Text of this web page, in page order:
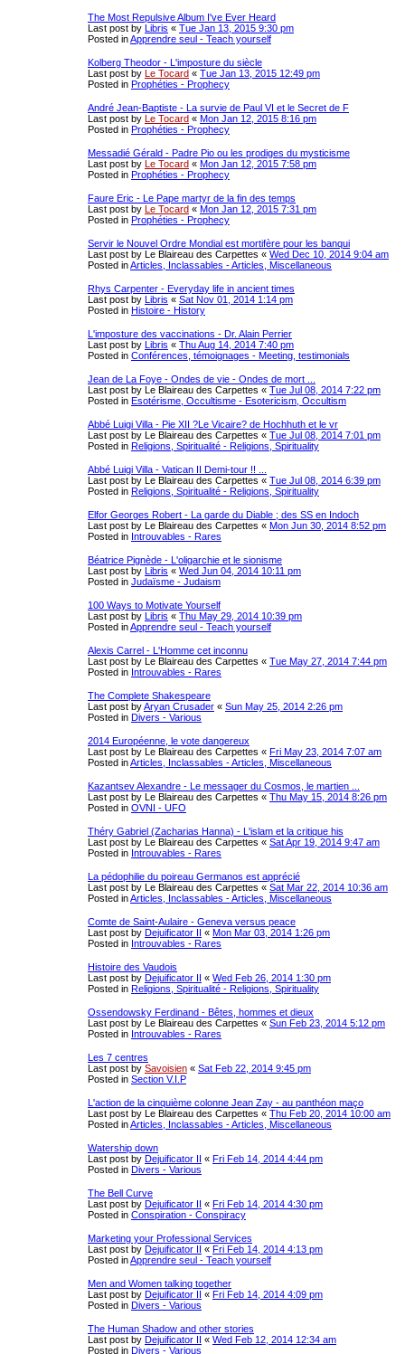
The Most Repulsive Album I've Ever Heard
Last post by Libris « Tue Jan 13, 2015 9:30 pm
Posted inApprendre seul - Teach yourself
Kolberg Theodor - L'imposture du siècle
Last post by Le Tocard « Tue Jan 13, 2015 12:49 pm
Posted in Prophéties - Prophecy
André Jean-Baptiste - La survie de Paul VI et le Secret de F
Last post by Le Tocard « Mon Jan 12, 2015 8:16 pm
Posted in Prophéties - Prophecy
Messadié Gérald - Padre Pio ou les prodiges du mysticisme
Last post by Le Tocard « Mon Jan 12, 2015 7:58 pm
Posted in Prophéties - Prophecy
Faure Eric - Le Pape martyr de la fin des temps
Last post by Le Tocard « Mon Jan 12, 2015 7:31 pm
Posted in Prophéties - Prophecy
Servir le Nouvel Ordre Mondial est mortifère pour les banqui
Last post by Le Blaireau des Carpettes « Wed Dec 10, 2014 9:04 am
Posted inArticles, Inclassables - Articles, Miscellaneous
Rhys Carpenter - Everyday life in ancient times
Last post by Libris « Sat Nov 01, 2014 1:14 pm
Posted in Histoire - History
L'imposture des vaccinations - Dr. Alain Perrier
Last post by Libris « Thu Aug 14, 2014 7:40 pm
Posted in Conférences, témoignages - Meeting, testimonials
Jean de La Foye - Ondes de vie - Ondes de mort ...
Last post by Le Blaireau des Carpettes « Tue Jul 08, 2014 7:22 pm
Posted in Esotérisme, Occultisme - Esotericism, Occultism
Abbé Luigi Villa - Pie XII ?Le Vicaire? de Hochhuth et le vr
Last post by Le Blaireau des Carpettes « Tue Jul 08, 2014 7:01 pm
Posted in Religions, Spiritualité - Religions, Spirituality
Abbé Luigi Villa - Vatican II Demi-tour !! ...
Last post by Le Blaireau des Carpettes « Tue Jul 08, 2014 6:39 pm
Posted in Religions, Spiritualité - Religions, Spirituality
Elfor Georges Robert - La garde du Diable ; des SS en Indoch
Last post by Le Blaireau des Carpettes « Mon Jun 30, 2014 8:52 pm
Posted in Introuvables - Rares
Béatrice Pignède - L'oligarchie et le sionisme
Last post by Libris « Wed Jun 04, 2014 10:11 pm
Posted in Judaïsme - Judaism
100 Ways to Motivate Yourself
Last post by Libris « Thu May 29, 2014 10:39 pm
Posted inApprendre seul - Teach yourself
Alexis Carrel - L'Homme cet inconnu
Last post by Le Blaireau des Carpettes « Tue May 27, 2014 7:44 pm
Posted in Introuvables - Rares
The Complete Shakespeare
Last post byAryan Crusader « Sun May 25, 2014 2:26 pm
Posted in Divers - Various
2014 Européenne, le vote dangereux
Last post by Le Blaireau des Carpettes « Fri May 23, 2014 7:07 am
Posted inArticles, Inclassables - Articles, Miscellaneous
Kazantsev Alexandre - Le messager du Cosmos, le martien ...
Last post by Le Blaireau des Carpettes « Thu May 15, 2014 8:26 pm
Posted in OVNI - UFO
Théry Gabriel (Zacharias Hanna) - L'islam et la critique his
Last post by Le Blaireau des Carpettes « Sat Apr 19, 2014 9:47 am
Posted in Introuvables - Rares
La pédophilie du poireau Germanos est apprécié
Last post by Le Blaireau des Carpettes « Sat Mar 22, 2014 10:36 am
Posted inArticles, Inclassables - Articles, Miscellaneous
Comte de Saint-Aulaire - Geneva versus peace
Last post by Dejuificator II « Mon Mar 03, 2014 1:26 pm
Posted in Introuvables - Rares
Histoire des Vaudois
Last post by Dejuificator II « Wed Feb 26, 2014 1:30 pm
Posted in Religions, Spiritualité - Religions, Spirituality
Ossendowsky Ferdinand - Bêtes, hommes et dieux
Last post by Le Blaireau des Carpettes « Sun Feb 23, 2014 5:12 pm
Posted in Introuvables - Rares
Les 7 centres
Last post by Savoisien « Sat Feb 22, 2014 9:45 pm
Posted in Section V.I.P
L'action de la cinquième colonne Jean Zay - au panthéon maço
Last post by Le Blaireau des Carpettes « Thu Feb 20, 2014 10:00 am
Posted inArticles, Inclassables - Articles, Miscellaneous
Watership down
Last post by Dejuificator II « Fri Feb 14, 2014 4:44 pm
Posted in Divers - Various
The Bell Curve
Last post by Dejuificator II « Fri Feb 14, 2014 4:30 pm
Posted in Conspiration - Conspiracy
Marketing your Professional Services
Last post by Dejuificator II « Fri Feb 14, 2014 4:13 pm
Posted inApprendre seul - Teach yourself
Men and Women talking together
Last post by Dejuificator II « Fri Feb 14, 2014 4:09 pm
Posted in Divers - Various
The Human Shadow and other stories
Last post by Dejuificator II « Wed Feb 12, 2014 12:34 am
Posted in Divers - Various